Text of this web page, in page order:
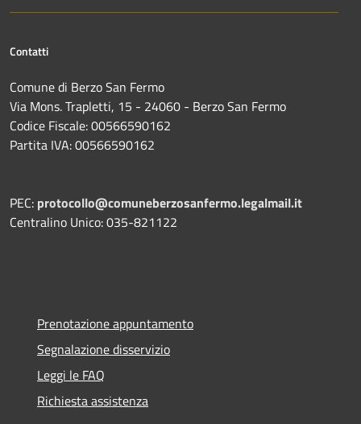
Contatti
Comune di Berzo San Fermo
Via Mons. Trapletti, 15 - 24060 - Berzo San Fermo
Codice Fiscale: 00566590162
Partita IVA: 00566590162
PEC: protocollo@comuneberzosanfermo.legalmail.it
Centralino Unico: 035-821122
Prenotazione appuntamento
Segnalazione disservizio
Leggi le FAQ
Richiesta assistenza